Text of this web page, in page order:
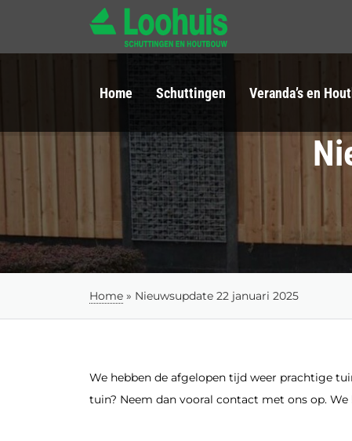
Home Schuttingen Veranda’s en
Home » Nieuwsupdate 22 januari 2025
We hebben de afgelopen tijd weer prachtige
tuin? Neem dan vooral contact met ons op.